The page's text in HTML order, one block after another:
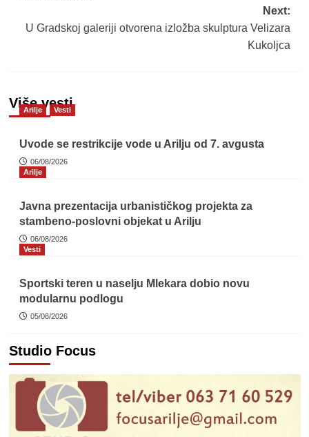
Next:
U Gradskoj galeriji otvorena izložba skulptura Velizara
Kukoljca
Više vesti
Arilje Vesti
Uvode se restrikcije vode u Arilju od 7. avgusta
06/08/2026
Arilje
Javna prezentacija urbanističkog projekta za
stambeno-poslovni objekat u Arilju
06/08/2026
Vesti
Sportski teren u naselju Mlekara dobio novu
modularnu podlogu
05/08/2026
Studio Focus